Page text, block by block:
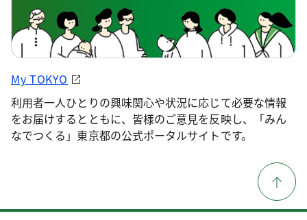
My TOKYO
利用者一人ひとりの興味関心や状況に応じて必要な情報
をお届けするとともに、皆様のご意見を反映し、「みん
なでつくる」東京都の公式ポータルサイトです。